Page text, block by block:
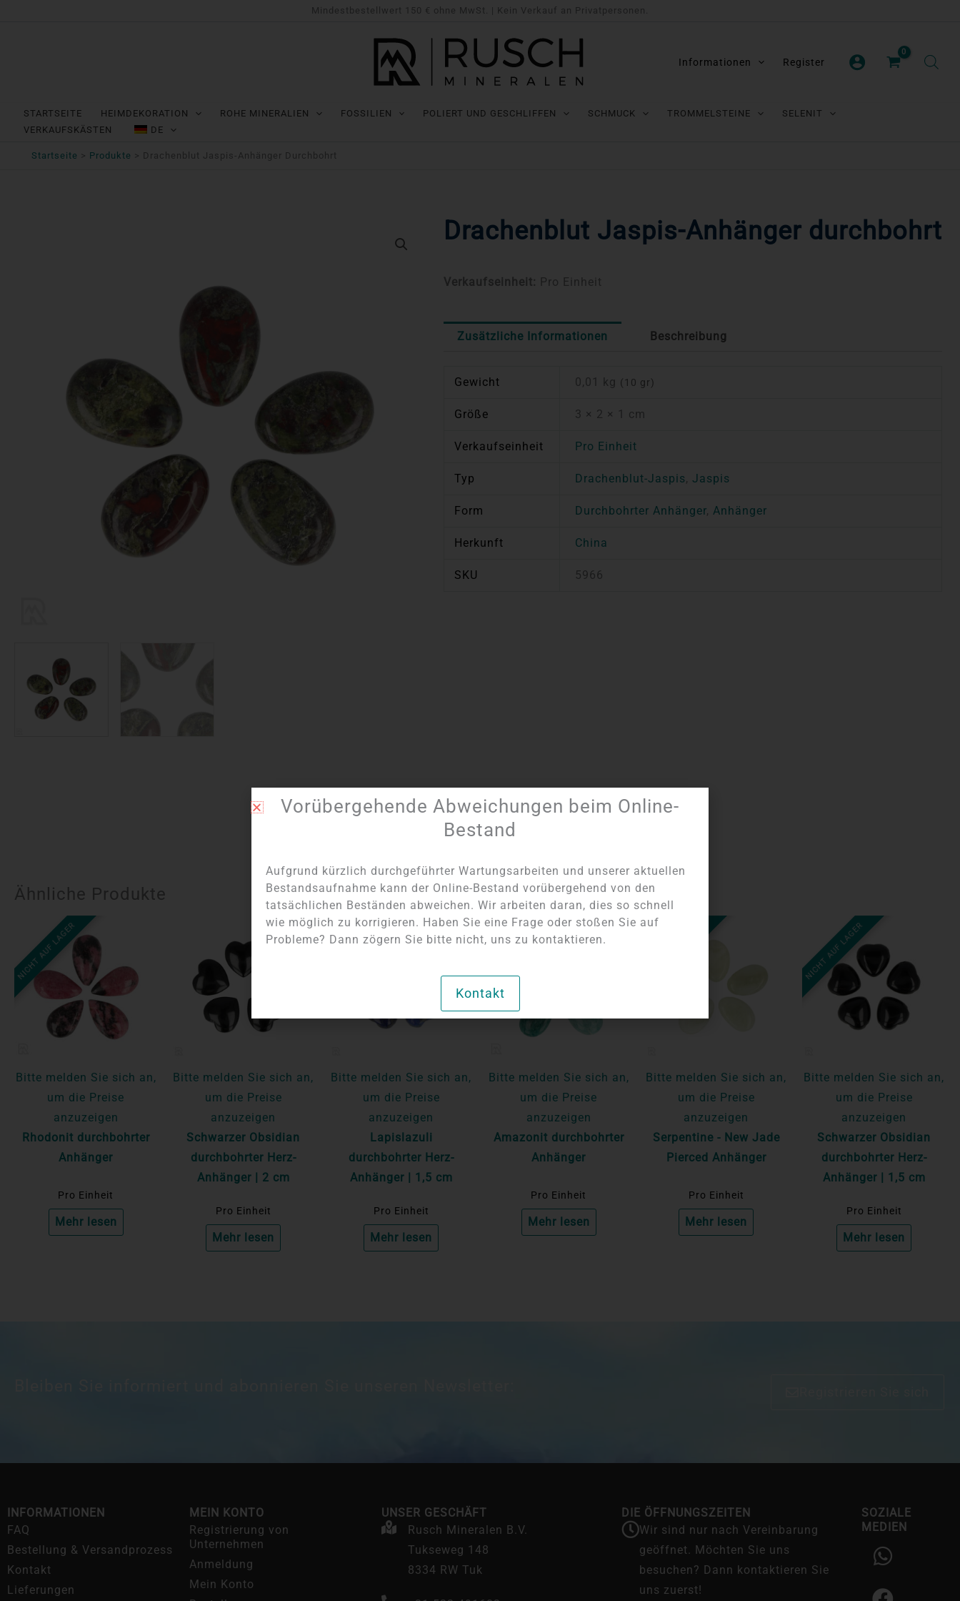
Mindestbestellwert 150 € ohne MwSt. | Kein Verkauf an Privatpersonen.
Informationen Register
STARTSEITE HEIMDEKORATION ROHE MINERALIEN FOSSILIEN POLIERT UND GESCHLIFFEN SCHMUCK TROMMELSTEINE
SELENIT
VERKAUFSKÄSTEN
DE
Startseite Produkte Drachenblut Jaspis-Anhänger Durchbohrt
Drachenblut Jaspis-Anhänger durchbohrt
Verkaufseinheit: Pro Einheit
Zusätzliche Informationen Beschreibung
Gewicht 0,01 kg (10 gr)
Größe 3 × 2 × 1 cm
Verkaufseinheit Pro Einheit
Typ Drachenblut-Jaspis,Jaspis
Form Durchbohrter Anhänger, Anhänger
Herkunft China
SKU 5966
Artikel Nummer:5966 Kategorie: Durchbohrte Anhänger
Ähnliche Produkte
NICHT AUF LAGER
Bitte melden Sie sich an,
um die Preise
anzuzeigen
Rhodonit durchbohrter
Anhänger
Pro Einheit
Mehr lesen
Bitte melden Sie sich an,
um die Preise
anzuzeigen
Schwarzer Obsidian
durchbohrter Herz-
Anhänger | 2 cm
Pro Einheit
Mehr lesen
NICHT AUF LAGER
Bitte melden Sie sich an,
um die Preise
anzuzeigen
Lapislazuli
durchbohrter Herz-
Anhänger | 1,5 cm
Pro Einheit
Mehr lesen
NICHT AUF LAGER
Bitte melden Sie sich an,
um die Preise
anzuzeigen
Amazonit durchbohrter
Anhänger
Pro Einheit
Mehr lesen
Bitte melden Sie sich an,
um die Preise
anzuzeigen
Serpentine - New Jade
Pierced Anhänger
Pro Einheit
Mehr lesen
NICHT AUF LAGER
Bitte melden Sie sich an,
um die Preise
anzuzeigen
Schwarzer Obsidian
durchbohrter Herz-
Anhänger | 1,5 cm
Pro Einheit
Mehr lesen
INFORMATIONEN
FAQ
Bestellung & Versandprozess
Kontakt
Lieferungen
MEIN KONTO
Registrierung von
Unternehmen
Anmeldung
Mein Konto
UNSER GESCHÄFT
Rusch Mineralen B.V.
Tukseweg 148
8334 RW Tuk
DIE ÖFFNUNGSZEITEN
Wir sind nur nach Vereinbarung
geöffnet. Möchten Sie uns
besuchen? Dann kontaktieren Sie
uns zuerst!
SOZIALE
MEDIEN
W
h
a
F
a
c
I
n
s
Vorübergehende Abweichungen beim Online-
Bestand
Aufgrund kürzlich durchgeführter Wartungsarbeiten und unserer aktuellen
Bestandsaufnahme kann der Online-Bestand vorübergehend von den
tatsächlichen Beständen abweichen. Wir arbeiten daran, dies so schnell
wie möglich zu korrigieren. Haben Sie eine Frage oder stoßen Sie auf
Probleme? Dann zögern Sie bitte nicht, uns zu kontaktieren.
Kontakt